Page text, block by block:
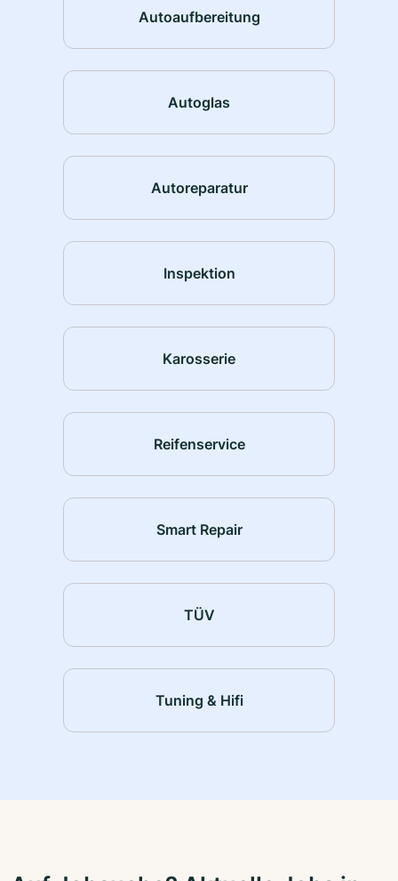
Autoaufbereitung
Autoglas
Autoreparatur
Inspektion
Karosserie
Reifenservice
Smart Repair
TÜV
Tuning & Hifi